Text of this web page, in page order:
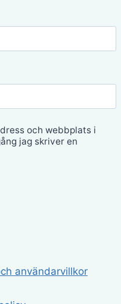
och webbplats i
jag skriver en
användarvillkor